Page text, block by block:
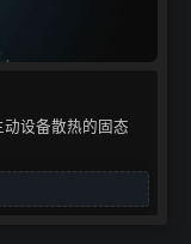
设备散热的固态